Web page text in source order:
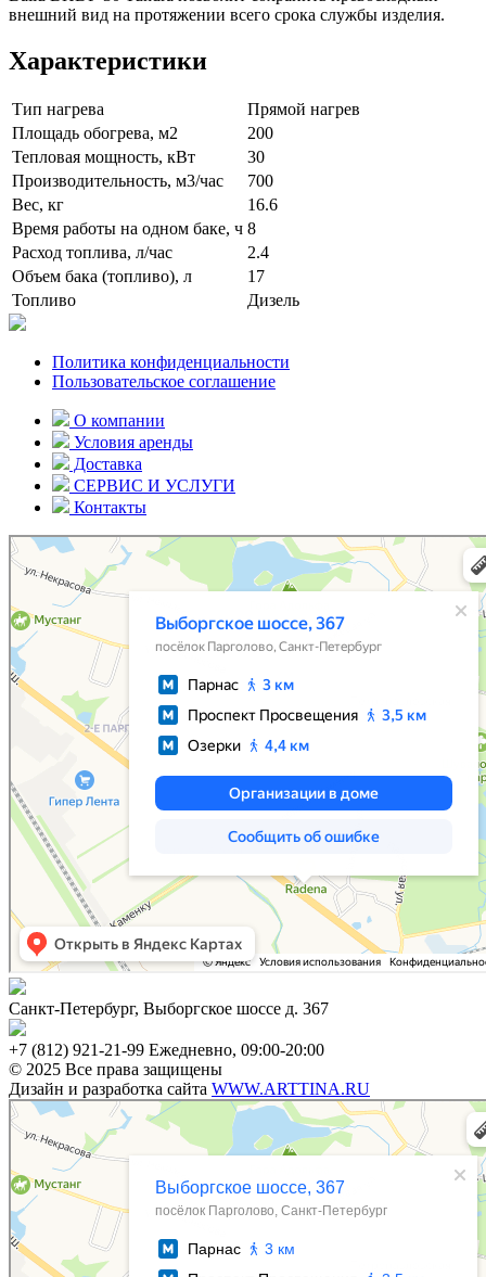
внешний вид на протяжении всего срока службы изделия.
Характеристики
Тип нагрева
Прямой нагрев
Площадь обогрева, м2
200
Тепловая мощность, кВт
30
Производительность, м3/час
700
Вес, кг
16.6
Время работы на одном баке, ч 8
Расход топлива, л/час
2.4
Объем бака (топливо), л
17
Топливо
Дизель
Политика конфиденциальности
Пользовательское соглашение
О компании
Условия аренды
Доставка
СЕРВИС И УСЛУГИ
Контакты
Санкт-Петербург, Выборгское шоссе д. 367
+7 (812) 921-21-99 Ежедневно, 09:00-20:00
© 2025 Все права защищены
Дизайн и разработка сайта WWW.ARTTINA.RU